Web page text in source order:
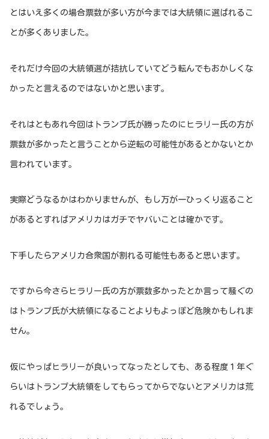
とはいえ多くの場合票数が多い方が今までは大統領に選ばれるこ
とが多くありました。
それだけ今回の大統領選が拮抗していてどう転んでもおかしくな
かったと言えるのではないかと思います。
それはともあれ今回はトランプ氏が勝ったのにヒラリー氏の方が
票数が多かったと言うことから逆転の可能性があるとかないとか
言われています。
実際どうなるかはわかりませんが、もし万が一ひっくり返ること
があるとすればアメリカはガチでヤバいことは確かです。
下手したらアメリカ合衆国が割れる可能性もあると思います。
ですから今さらヒラリー氏の方が票数多かったとか言って騒ぐの
はトランプ氏が大統領になることよりもよっぽど危険かもしれま
せん。
仮にやっぱヒラリーが良いってなったとしても、ある程度１年ぐ
らいはトランプ大統領をしてもらってからでないとアメリカは荒
れるでしょう。